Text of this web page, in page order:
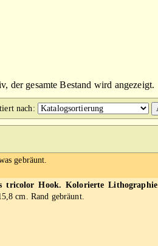
der gesamte Bestand wird angezeigt.
nach:
gebräunt.
tricolor Hook. Kolorierte Lithographie
cm. Rand gebräunt.